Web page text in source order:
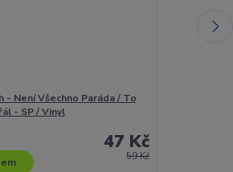
- Není Všechno Paráda / To
- SP / Vinyl
59 Kč
47 Kč